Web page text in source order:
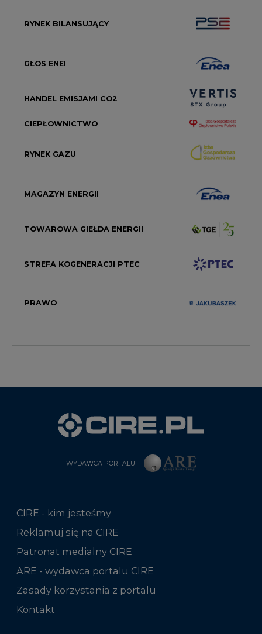
RYNEK BILANSUJĄCY
GŁOS ENEI
HANDEL EMISJAMI CO2
CIEPŁOWNICTWO
RYNEK GAZU
MAGAZYN ENERGII
TOWAROWA GIEŁDA ENERGII
STREFA KOGENERACJI PTEC
PRAWO
WYDAWCA PORTALU
CIRE - kim jesteśmy
Reklamuj się na CIRE
Patronat medialny CIRE
ARE - wydawca portalu CIRE
Zasady korzystania z portalu
Kontakt